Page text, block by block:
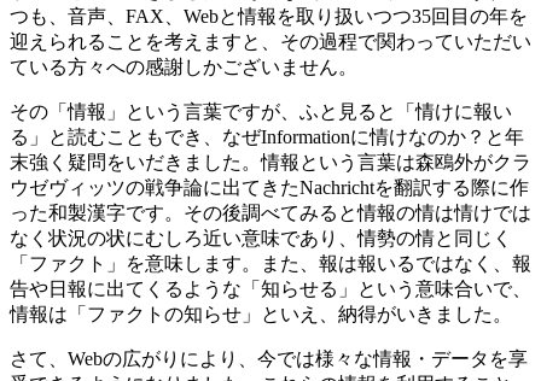
つも、音声、FAX、Webと情報を取り扱いつつ35回目の年を
迎えられることを考えますと、その過程で関わっていただい
ている方々への感謝しかございません。
その「情報」という言葉ですが、ふと見ると「情けに報い
る」と読むこともでき、なぜInformationに情けなのか？と年
末強く疑問をいだきました。情報という言葉は森鴎外がクラ
ウゼヴィッツの戦争論に出てきたNachrichtを翻訳する際に作
った和製漢字です。その後調べてみると情報の情は情けでは
なく状況の状にむしろ近い意味であり、情勢の情と同じく
「ファクト」を意味します。また、報は報いるではなく、報
告や日報に出てくるような「知らせる」という意味合いで、
情報は「ファクトの知らせ」といえ、納得がいきました。
さて、Webの広がりにより、今では様々な情報・データを享